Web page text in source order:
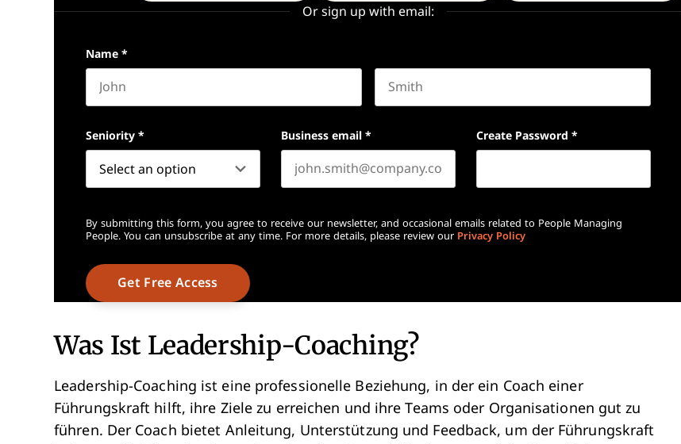
Or sign up with email:
Name *
Seniority * Business email * Create Password *
By submitting this form, you agree to receive our newsletter, and occasional emails related to People Managing
People. You can unsubscribe at any time. For more details, please review our Privacy Policy
Was Ist Leadership-Coaching?
Leadership-Coaching ist eine professionelle Beziehung, in der ein Coach einer
Führungskraft hilft, ihre Ziele zu erreichen und ihre Teams oder Organisationen gut zu
führen. Der Coach bietet Anleitung, Unterstützung und Feedback, um der Führungskraft